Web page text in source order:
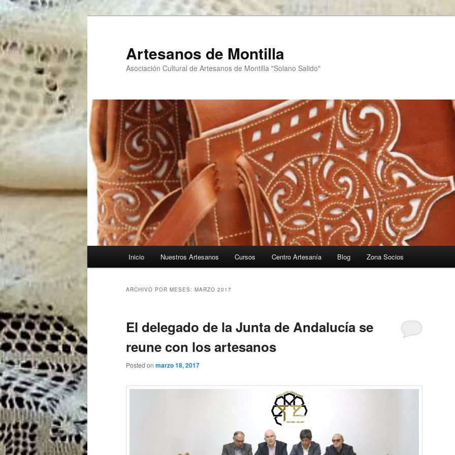
Ir
al
contenido
principal
Ir
al
contenido
secundario
Artesanos de Montilla
Asociación Cultural de Artesanos de Montilla "Solano Salido"
Inicio Nuestros Artesanos Cursos Centro Artesanía Blog Zona Socios
ARCHIVO POR MESES: MARZO 2017
El delegado de la Junta de Andalucía se
reune con los artesanos
Posted on marzo 18, 2017